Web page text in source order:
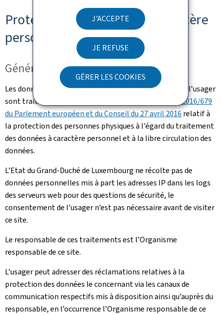
J'ACCEPTE
JE REFUSE
GÉRER LES COOKIES
Protection des données à caractère
personnel
Généralités
Les données à caractère personnel communiquées par l’usager
sont traitées en conformité avec le
Règlement (UE) 2016/679
du Parlement européen et du Conseil du 27 avril 2016 relatif à
la protection des personnes physiques à l'égard du traitement
des données à caractère personnel et à la libre circulation des
données.
L’Etat du Grand-Duché de Luxembourg ne récolte pas de
données personnelles mis à part les adresses IP dans les logs
des serveurs web pour des questions de sécurité, le
consentement de l’usager n’est pas nécessaire avant de visiter
ce site.
Le responsable de ces traitements est l’Organisme
responsable de ce site.
L’usager peut adresser des réclamations relatives à la
protection des données le concernant via les canaux de
communication respectifs mis à disposition ainsi qu’auprès du
responsable, en l’occurrence l’Organisme responsable de ce